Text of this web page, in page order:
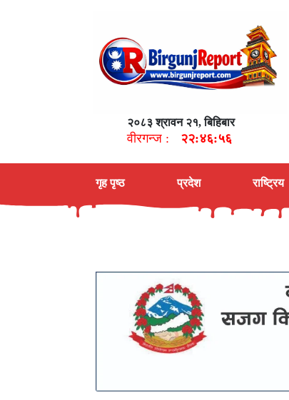
२०८३ श्रावन २१, बिहिबार
वीरगन्ज : २२:४६:५७
गृह पृष्ठ प्रदेश राष्ट्रिय